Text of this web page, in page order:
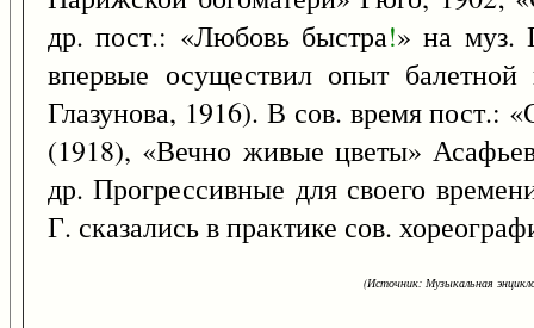
др. пост.: «Любовь быстра!» на муз.
впервые осуществил опыт
Глазунова, 1916). В сов. время пост.:
(1918), «Вечно живые цветы»
др. Прогрессивные для своего
Г. сказались в практике сов.
(Источник: Музыкальная